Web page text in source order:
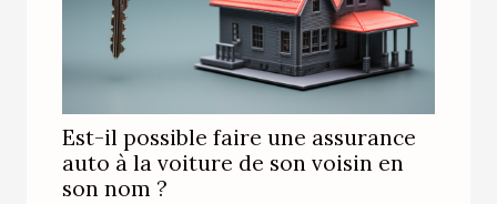
Est-il possible faire une assurance
auto à la voiture de son voisin en
son nom ?